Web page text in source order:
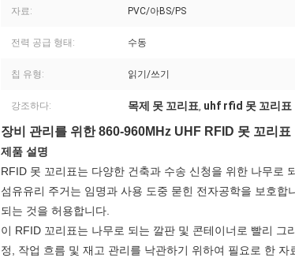
자료: PVC/아BS/PS
전력 공급 형태: 수동
칩 유형: 읽기/쓰기
강조하다: 목제 못 꼬리표, uhf rfid 못 꼬리표
장비 관리를 위한 860-960MHz UHF RFID 못 꼬리표
제품 설명
RFID 못 꼬리표는 다양한 건축과 수송 신청을 위한 나무로
섬유유리 주거는 임명과 사용 도중 묻힌 전자공학을 보호
되는 것을 허용합니다.
이 RFID 꼬리표는 나무로 되는 깔판 및 콘테이너로 빨리
정, 작업 흐름 및 재고 관리를 낙관하기 위하여 필요로 한 자